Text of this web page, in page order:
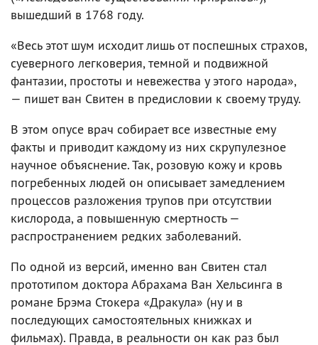
вышедший в 1768 году.
«Весь этот шум исходит лишь от поспешных страхов,
суеверного легковерия, темной и подвижной
фантазии, простоты и невежества у этого народа»,
— пишет ван Свитен в предисловии к своему труду.
В этом опусе врач собирает все известные ему
факты и приводит каждому из них скрупулезное
научное объяснение. Так, розовую кожу и кровь
погребенных людей он описывает замедлением
процессов разложения трупов при отсутствии
кислорода, а повышенную смертность —
распространением редких заболеваний.
По одной из версий, именно ван Свитен стал
прототипом доктора Абрахама Ван Хельсинга в
романе Брэма Стокера «Дракула» (ну и в
последующих самостоятельных книжках и
фильмах). Правда, в реальности он как раз был